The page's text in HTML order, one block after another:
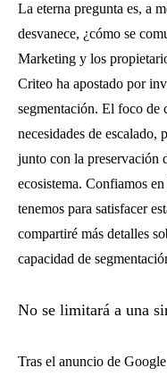
La eterna pregunta es, a
desvanece, ¿cómo se
Marketing y los
Criteo ha apostado por
segmentación. El foco de
necesidades de escalado,
junto con la preservación
ecosistema. Confiamos
tenemos para satisfacer
compartiré más detalles
capacidad de
No se limitará a una
Tras el anuncio de